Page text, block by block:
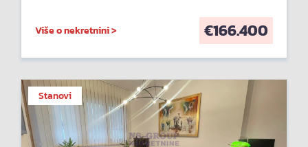
Više o nekretnini > €166.400
Stanovi